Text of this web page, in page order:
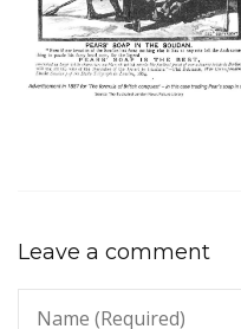
Leave a comment